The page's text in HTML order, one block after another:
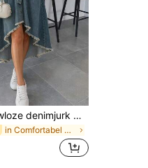
Vintage mouwloze denimjurk met asymmetrische zoom en knoopsluiting aan de voorkant, geschikt voor een casual lente-/zomervakantie.
in Comfortabel Vrouwen Denim Jurken